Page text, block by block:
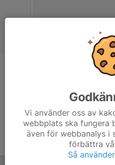
Forward
Vi använder oss av
webbplats ska fungera
även för webbanalys i
förbättra
Så